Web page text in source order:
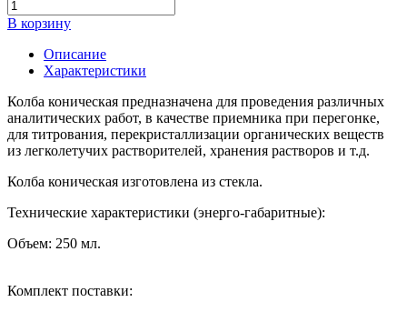
В корзину
Описание
Характеристики
Колба коническая предназначена для проведения различных
аналитических работ, в качестве приемника при перегонке,
для титрования, перекристаллизации органических веществ
из легколетучих растворителей, хранения растворов и т.д.
Колба коническая изготовлена из стекла.
Технические характеристики (энерго-габаритные):
Объем: 250 мл.
Комплект поставки: